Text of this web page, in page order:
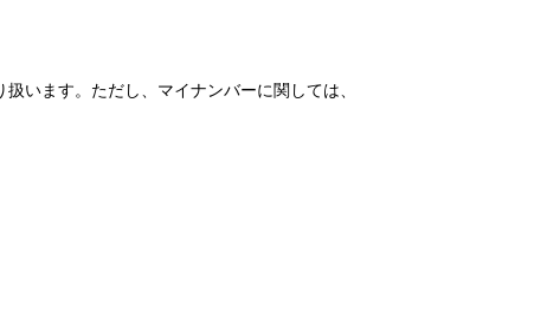
います。ただし、マイナンバーに関しては、